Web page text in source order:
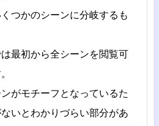
つかのシーンに分岐するも
最初から全シーンを閲覧可
がモチーフとなっているた
いとわかりづらい部分があ